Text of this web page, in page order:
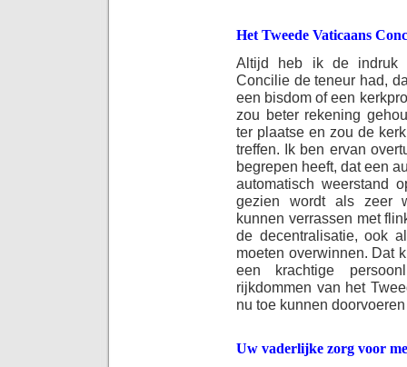
Het Tweede Vaticaans
Altijd heb ik de indruk
Concilie de teneur had,
een bisdom of een
zou beter rekening
ter plaatse en zou de
treffen. Ik ben ervan
begrepen heeft, dat een
automatisch weerstand
gezien wordt als zeer
kunnen verrassen met
de decentralisatie, ook
moeten overwinnen. Dat
een krachtige
rijkdommen van het
nu toe kunnen
Uw vaderlijke zorg voor